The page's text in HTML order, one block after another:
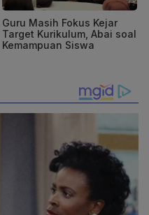
Guru Masih Fokus Kejar
Target Kurikulum, Abai soal
Kemampuan Siswa